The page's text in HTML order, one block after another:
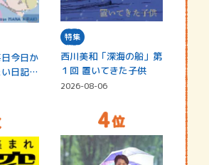
今日か
い日記
特集
西川美和「深海の船」第
１回 置いてきた子供
2026-08-06